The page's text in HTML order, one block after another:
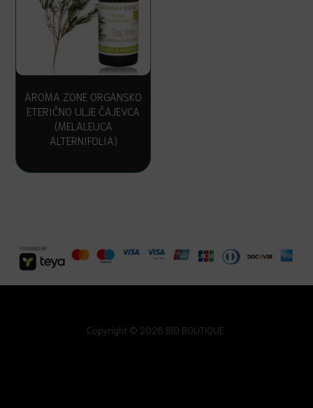
AROMA ZONE ORGANSKO
ETERIČNO ULJE ČAJEVCA
(MELALEUCA
ALTERNIFOLIA)
Copyright © 2026 BIO BOUTIQUE.